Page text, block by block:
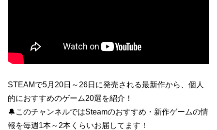
STEAMで5月20日～26日に発売される最新作から、個人
的におすすめのゲーム20選を紹介！
🔔このチャンネルではSteamのおすすめ・新作ゲームの情
報を毎週1本～2本くらいお届してます！